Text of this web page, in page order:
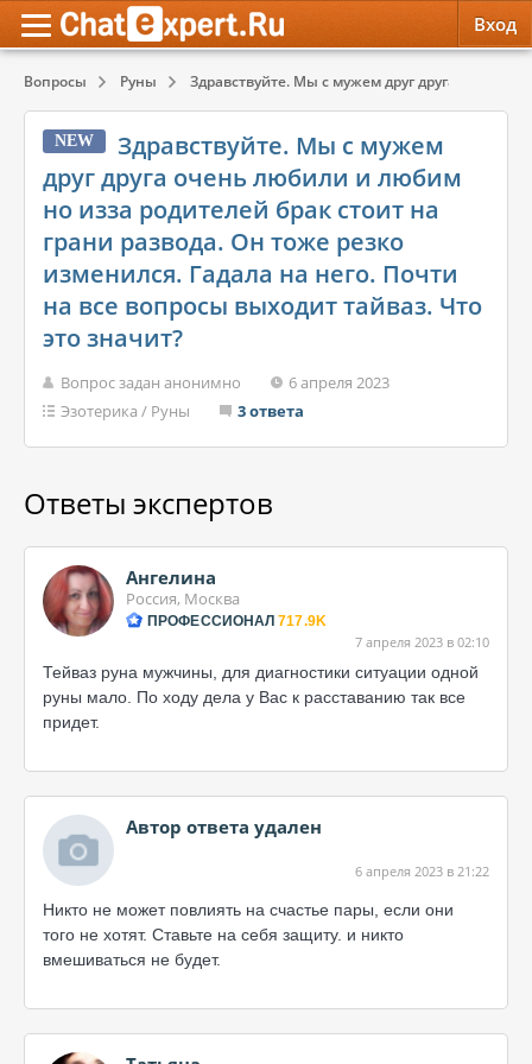
Вход
Вопросы Руны Здравствуйте. Мы с мужем друг друга очень
NEW
Здравствуйте. Мы с мужем
друг друга очень любили и любим
но изза родителей брак стоит на
грани развода. Он тоже резко
изменился. Гадала на него. Почти
на все вопросы выходит тайваз. Что
это значит?
Вопрос задан анонимно
6 апреля 2023
Эзотерика / Руны 3 ответа
Ответы экспертов
Ангелина
Россия, Москва
ПРОФЕССИОНАЛ 717.9K
7 апреля 2023 в 02:10
Тейваз руна мужчины, для диагностики ситуации одной
руны мало. По ходу дела у Вас к расставанию так все
придет.
Автор ответа удален
6 апреля 2023 в 21:22
Никто не может повлиять на счастье пары, если они
того не хотят. Ставьте на себя защиту. и никто
вмешиваться не будет.
Психология
Эзотерика
Красота, Здоровье
Психология
Эзотерика
Красота, Здоровье
Обратная связь
Служба поддержки
Правила сервиса